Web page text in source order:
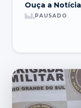
Ouça a Notícia
PAUSADO